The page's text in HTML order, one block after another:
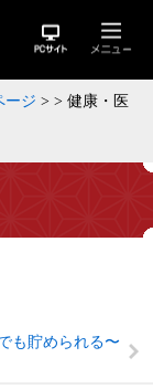
ージ > > 健康・医
も貯められる〜